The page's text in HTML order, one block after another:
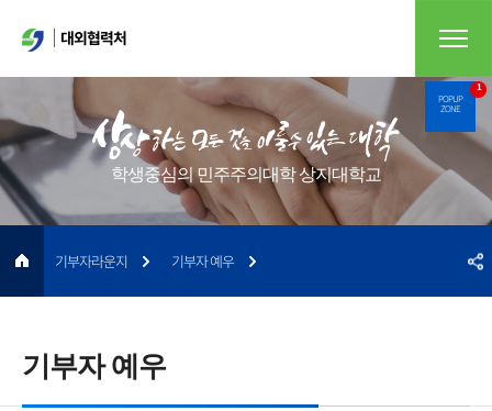
POPUP
ZONE
1
대외협력처
학생중심의 민주주의대학 상지대학교
기부자 예우
기부자라운지 기부자 예우